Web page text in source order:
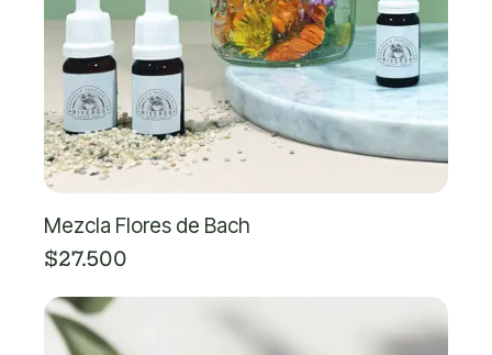
Mezcla Flores de Bach
$27.500